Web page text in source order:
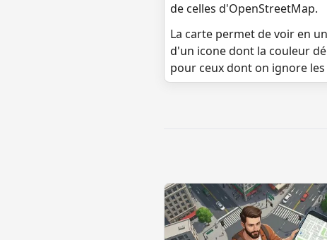
de celles d'OpenStreetMap.
La carte permet de voir en
d'un icone dont la couleur
pour ceux dont on ignore